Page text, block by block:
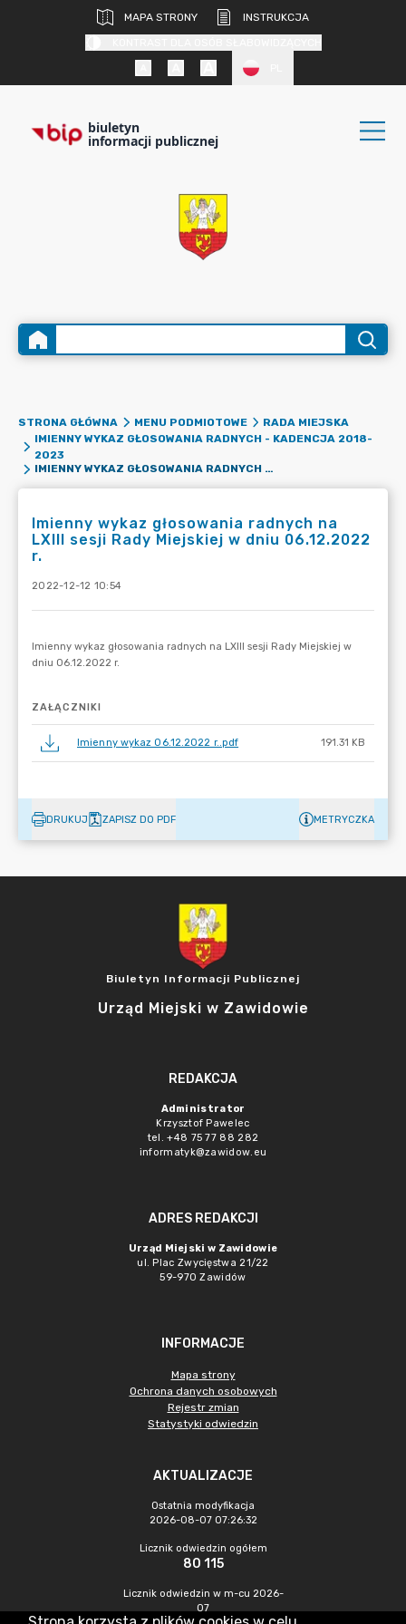
MAPA STRONY
INSTRUKCJA
biuletyn
informacji publicznej
STRONA GŁÓWNA MENU PODMIOTOWE
RADA MIEJSKA
IMIENNY WYKAZ GŁOSOWANIA RADNYCH - KADENCJA 2018-
2023
IMIENNY WYKAZ GŁOSOWANIA RADNYCH NA LXIII SESJI RADY MIEJSKIEJ W DNIU 06.12.2022 R.
Imienny wykaz głosowania radnych na
LXIII sesji Rady Miejskiej w dniu 06.12.2022
r.
2022-12-12 10:54
ZAŁĄCZNIKI
Imienny wykaz 06.12.2022 r..pdf 191.31 KB
DRUKUJ ZAPISZ DO PDF METRYCZKA
Biuletyn Informacji Publicznej
Urząd Miejski w Zawidowie
REDAKCJA
Administrator
Krzysztof Pawelec
tel. +48 75 77 88 282
informatyk@zawidow.eu
ADRES REDAKCJI
Urząd Miejski w Zawidowie
ul. Plac Zwycięstwa 21/22
59-970 Zawidów
INFORMACJE
Mapa strony
Ochrona danych osobowych
Rejestr zmian
Statystyki odwiedzin
AKTUALIZACJE
Ostatnia modyfikacja
2026-08-07 07:26:32
Licznik odwiedzin ogółem
80 115
Licznik odwiedzin w m-cu 2026-
07